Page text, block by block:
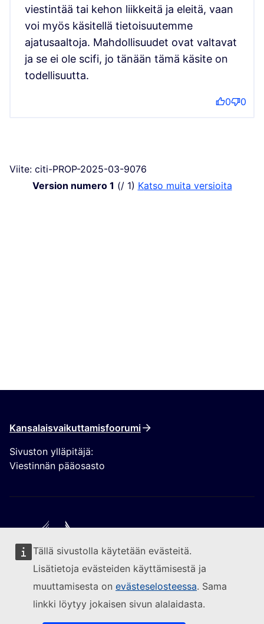
Tällä sivustolla käytetään evästeitä.
Lisätietoja evästeiden käyttämisestä ja
muuttamisesta on evästeselosteessa. Sama
linkki löytyy jokaisen sivun alalaidasta.
viestintää tai kehon liikkeitä ja eleitä, vaan
voi myös käsitellä tietoisuutemme
ajatusaaltoja. Mahdollisuudet ovat valtavat
ja se ei ole scifi, jo tänään tämä käsite on
todellisuutta.
0 0
Viite: citi-PROP-2025-03-9076
Version numero 1 (/ 1) katso muita versioita
Kansalaisvaikuttamisfoorumi
Sivuston ylläpitäjä:
Viestinnän pääosasto
Seuraa Euroopan komissiota
Yhteydenotot(Ulkoinen linkki)
Ilmoita IT-haavoittuvuudesta(Ulkoinen linkki)
Sivustojen kielivalikoima(Ulkoinen linkki)